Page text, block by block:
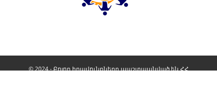
© 2024 - Բոլոր իրավունքները պաշտպանված են ՀՀ